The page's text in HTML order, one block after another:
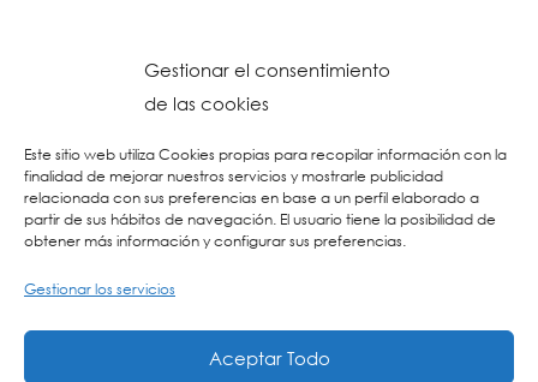
Gestionar el consentimiento
de las cookies
Este sitio web utiliza Cookies propias para recopilar información con la
finalidad de mejorar nuestros servicios y mostrarle publicidad
relacionada con sus preferencias en base a un perfil elaborado a
partir de sus hábitos de navegación. El usuario tiene la posibilidad de
obtener más información y configurar sus preferencias.
Gestionar los servicios
Aceptar Todo
Aviso Legal-Buzón Ético